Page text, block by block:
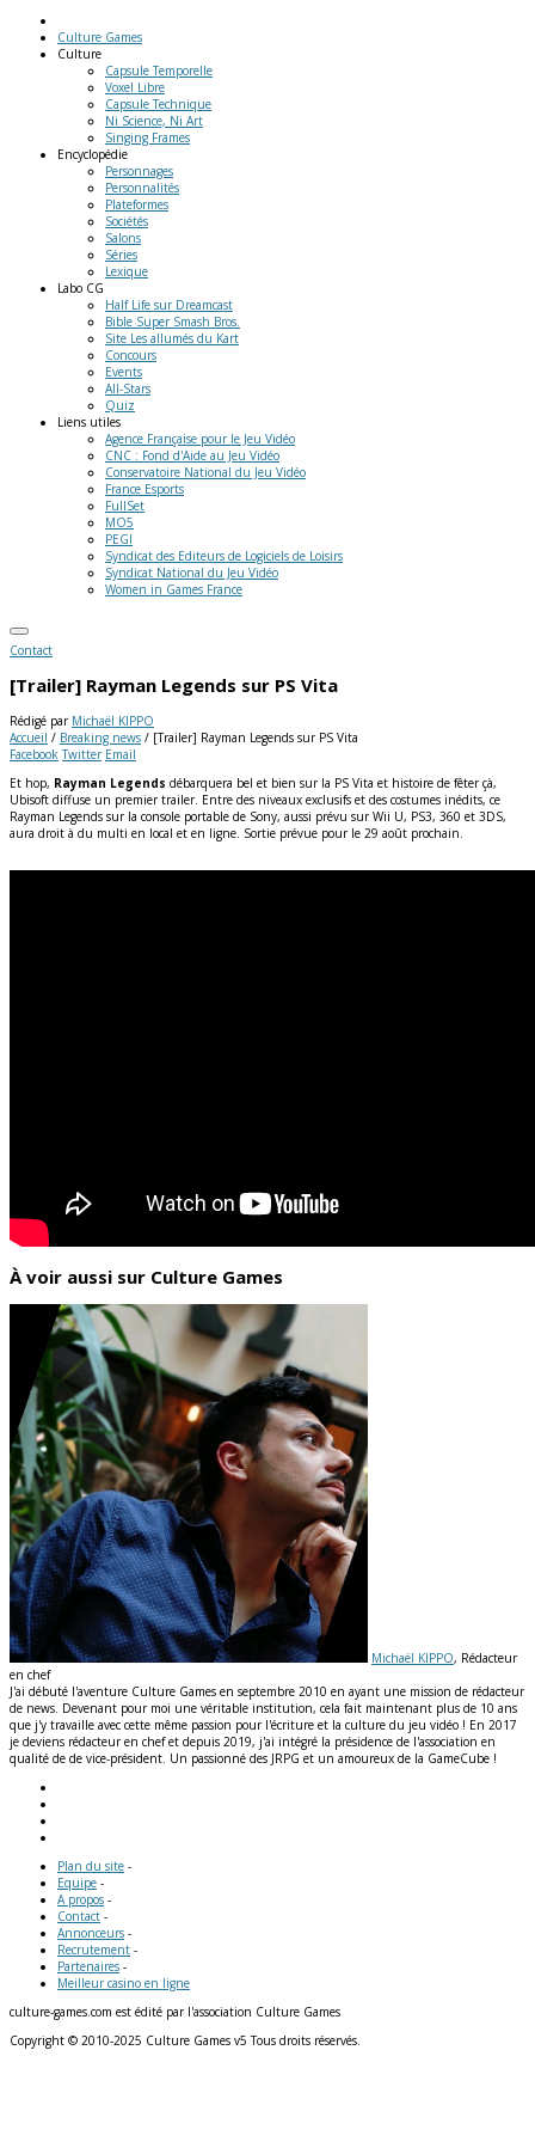
Culture Games
Culture
Capsule Temporelle
Voxel Libre
Capsule Technique
Ni Science, Ni Art
Singing Frames
Encyclopédie
Personnages
Personnalités
Plateformes
Sociétés
Salons
Séries
Lexique
Labo CG
Half Life sur Dreamcast
Bible Super Smash Bros.
Site Les allumés du Kart
Concours
Events
All-Stars
Quiz
Liens utiles
Agence Française pour le Jeu Vidéo
CNC : Fond d'Aide au Jeu Vidéo
Conservatoire National du Jeu Vidéo
France Esports
FullSet
MO5
PEGI
Syndicat des Editeurs de Logiciels de Loisirs
Syndicat National du Jeu Vidéo
Women in Games France
Contact
[Trailer] Rayman Legends sur PS Vita
Rédigé par Michaël KIPPO
Accueil / Breaking news / [Trailer] Rayman Legends sur PS Vita
Facebook Twitter Email
Et hop, Rayman Legends débarquera bel et bien sur la PS Vita et histoire de fêter çà,
Ubisoft diffuse un premier trailer. Entre des niveaux exclusifs et des costumes inédits, ce
Rayman Legends sur la console portable de Sony, aussi prévu sur Wii U, PS3, 360 et 3DS,
aura droit à du multi en local et en ligne. Sortie prévue pour le 29 août prochain.
À voir aussi sur Culture Games
Michaël KIPPO, Rédacteur
en chef
J'ai débuté l'aventure Culture Games en septembre 2010 en ayant une mission de rédacteur
de news. Devenant pour moi une véritable institution, cela fait maintenant plus de 10 ans
que j'y travaille avec cette même passion pour l'écriture et la culture du jeu vidéo ! En 2017
je deviens rédacteur en chef et depuis 2019, j'ai intégré la présidence de l'association en
qualité de de vice-président. Un passionné des JRPG et un amoureux de la GameCube !
Plan du site -
Equipe -
A propos -
Contact -
Annonceurs -
Recrutement -
Partenaires -
Meilleur casino en ligne
culture-games.com est édité par l'association Culture Games
Copyright © 2010-2025 Culture Games v5 Tous droits réservés.